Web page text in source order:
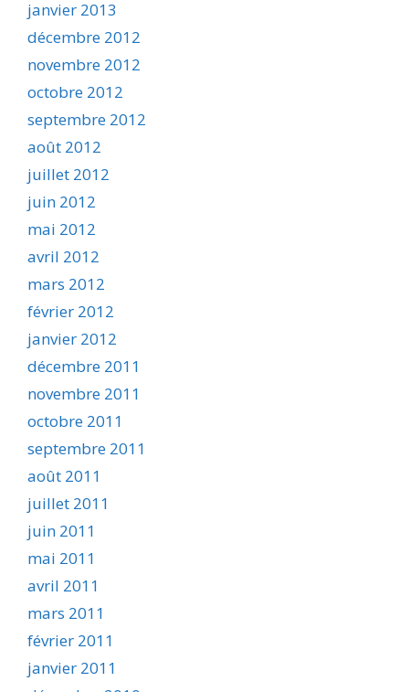
janvier 2013
décembre 2012
novembre 2012
octobre 2012
septembre 2012
août 2012
juillet 2012
juin 2012
mai 2012
avril 2012
mars 2012
février 2012
janvier 2012
décembre 2011
novembre 2011
octobre 2011
septembre 2011
août 2011
juillet 2011
juin 2011
mai 2011
avril 2011
mars 2011
février 2011
janvier 2011